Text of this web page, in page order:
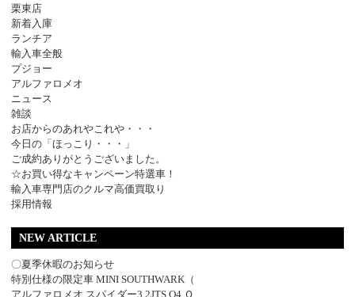
栗東店
新着入庫
ランチア
輸入車全般
プジョー
アルファロメオ
ニュース
雑談
お店からのあれやこれや・・・
今日の「ほっこり・・・」
ご成約ありがとうございました。
☆お買い得なキャンペーン特選車！
輸入車専門店のクルマ高価買取り
採用情報
NEW ARTICLE
〇夏季休暇のお知らせ
特別仕様の限定車 MINI SOUTHWARK（
アルファロメオ スパイダー3.2JTS Q4 Ｑ